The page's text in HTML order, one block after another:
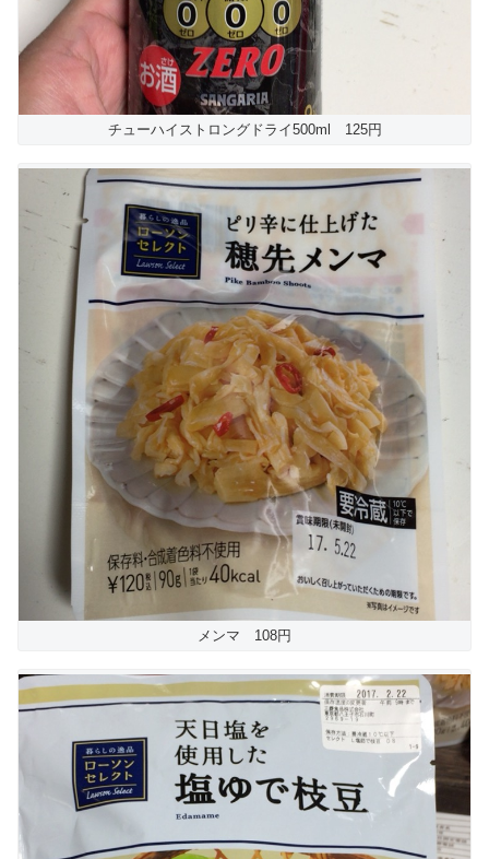
チューハイストロングドライ500ml 125円
メンマ 108円